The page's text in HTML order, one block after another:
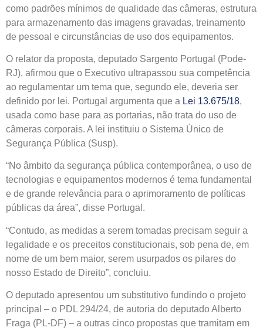
como padrões mínimos de qualidade das câmeras, estrutura
para armazenamento das imagens gravadas, treinamento
de pessoal e circunstâncias de uso dos equipamentos.
O relator da proposta, deputado Sargento Portugal (Pode-
RJ), afirmou que o Executivo ultrapassou sua competência
ao regulamentar um tema que, segundo ele, deveria ser
definido por lei. Portugal argumenta que a Lei 13.675/18,
usada como base para as portarias, não trata do uso de
câmeras corporais. A lei instituiu o Sistema Único de
Segurança Pública (Susp).
“No âmbito da segurança pública contemporânea, o uso de
tecnologias e equipamentos modernos é tema fundamental
e de grande relevância para o aprimoramento de políticas
públicas da área”, disse Portugal.
“Contudo, as medidas a serem tomadas precisam seguir a
legalidade e os preceitos constitucionais, sob pena de, em
nome de um bem maior, serem usurpados os pilares do
nosso Estado de Direito”, concluiu.
O deputado apresentou um substitutivo fundindo o projeto
principal – o PDL 294/24, de autoria do deputado Alberto
Fraga (PL-DF) – a outras cinco propostas que tramitam em